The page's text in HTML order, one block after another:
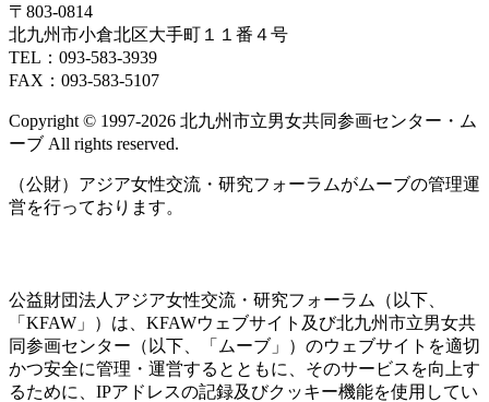
添
い
ホ
ッ
ラ
ン
〒803‐0814
北九州市小倉北区大手町１１番４号
TEL：093‐583‐3939
FAX：093‐583‐5107
Copyright © 1997‐2026 北九州市立男女共同参画センター・ム
ーブ All rights reserved.
（公財）アジア女性交流・研究フォーラムがムーブの管理運
営を行っております。
公益財団法人アジア女性交流・研究フォーラム（以下、
「KFAW」）は、KFAWウェブサイト及び北九州市立男女共
同参画センター（以下、「ムーブ」）のウェブサイトを適切
かつ安全に管理・運営するとともに、そのサービスを向上す
るために、IPアドレスの記録及びクッキー機能を使用してい